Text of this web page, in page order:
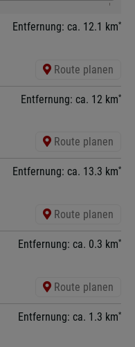
Entfernung: ca. 12.1 km*
Route planen
Entfernung: ca. 12 km*
Route planen
Entfernung: ca. 13.3 km*
Route planen
Entfernung: ca. 0.3 km*
Route planen
Entfernung: ca. 1.3 km*